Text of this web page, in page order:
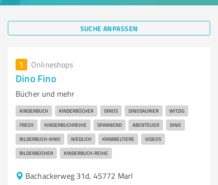
SUCHE ANPASSEN
1 Onlineshops
Dino Fino
Bücher und mehr
KINDERBUCH KINDERBÜCHER DINOS DINOSAURIER WITZIG
FRECH KINDERBUCHREIHE SPANNEND ABENTEUER DINO
BILDERBUCH-KINO NIEDLICH KRABBELTIERE VIDEOS
BILDERBÜCHER KINDERBUCH-REIHE
Bachackerweg 31d, 45772 Marl